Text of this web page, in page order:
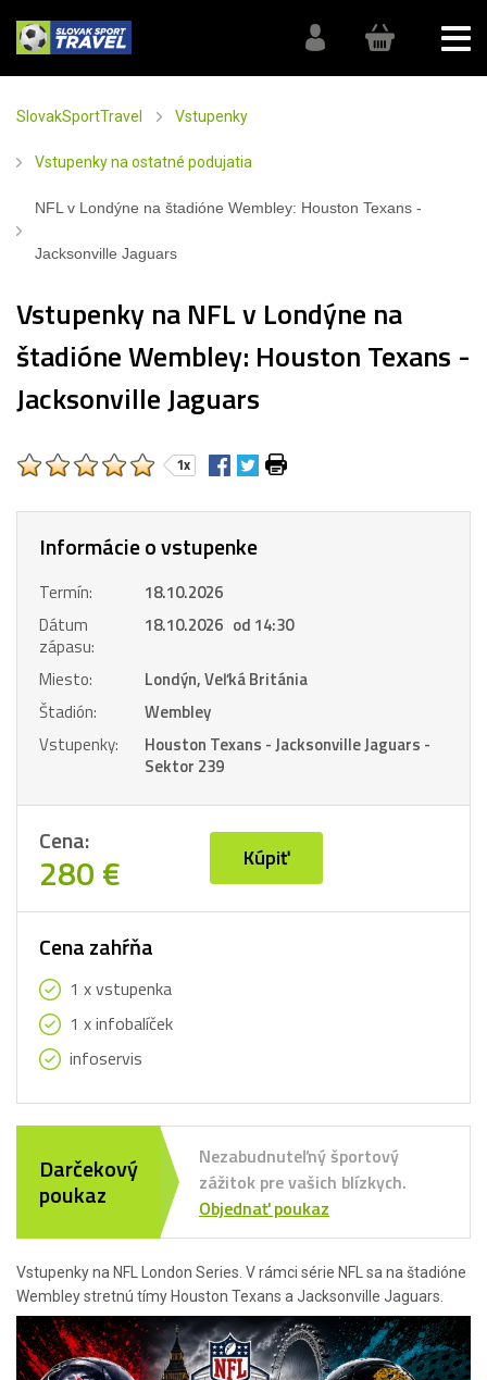
SlovakSportTravel Vstupenky
Vstupenky na ostatné podujatia
NFL v Londýne na štadióne Wembley: Houston Texans -
Jacksonville Jaguars
Vstupenky na NFL v Londýne na
štadióne Wembley: Houston Texans -
Jacksonville Jaguars
1x
Vstupenky na NFL London Series. V rámci série NFL sa na štadióne
Wembley stretnú tímy Houston Texans a Jacksonville Jaguars.
Informácie o vstupenke
Termín:
18.10.2026
Dátum
zápasu:
18.10.2026 od 14:30
Miesto:
Londýn, Veľká Británia
Štadión:
Wembley
Vstupenky:
Houston Texans - Jacksonville Jaguars -
Sektor 239
Cena:
280 € Kúpiť
Cena zahŕňa
1 x vstupenka
1 x infobalíček
infoservis
Darčekový
poukaz
Nezabudnuteľný športový
zážitok pre vašich blízkych.
Objednať poukaz